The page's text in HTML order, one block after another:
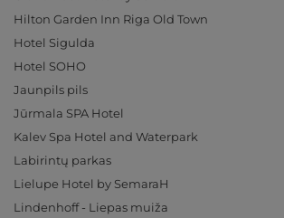
Hilton Garden Inn Riga Old Town
Hotel Sigulda
Hotel SOHO
Jaunpils pils
Jūrmala SPA Hotel
Kalev Spa Hotel and Waterpark
Labirintų parkas
Lielupe Hotel by SemaraH
Lindenhoff - Liepas muiža